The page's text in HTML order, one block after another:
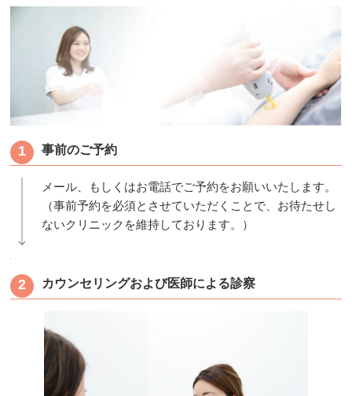
事前のご予約
メール、もしくはお電話でご予約をお願いいたします。
（事前予約を必須とさせていただくことで、お待たせし
ないクリニックを維持しております。）
カウンセリングおよび医師による診察